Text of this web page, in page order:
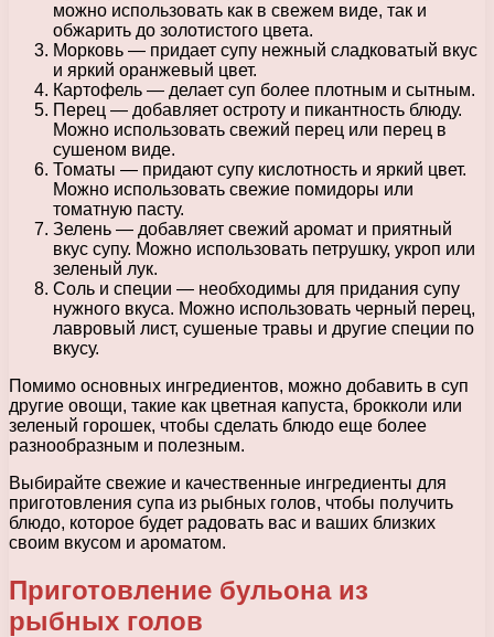
можно использовать как в свежем виде, так и
обжарить до золотистого цвета.
Морковь — придает супу нежный сладковатый вкус
и яркий оранжевый цвет.
Картофель — делает суп более плотным и сытным.
Перец — добавляет остроту и пикантность блюду.
Можно использовать свежий перец или перец в
сушеном виде.
Томаты — придают супу кислотность и яркий цвет.
Можно использовать свежие помидоры или
томатную пасту.
Зелень — добавляет свежий аромат и приятный
вкус супу. Можно использовать петрушку, укроп или
зеленый лук.
Соль и специи — необходимы для придания супу
нужного вкуса. Можно использовать черный перец,
лавровый лист, сушеные травы и другие специи по
вкусу.
Помимо основных ингредиентов, можно добавить в суп
другие овощи, такие как цветная капуста, брокколи или
зеленый горошек, чтобы сделать блюдо еще более
разнообразным и полезным.
Выбирайте свежие и качественные ингредиенты для
приготовления супа из рыбных голов, чтобы получить
блюдо, которое будет радовать вас и ваших близких
своим вкусом и ароматом.
Приготовление бульона из
рыбных голов